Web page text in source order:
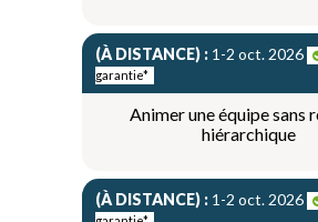
(À DISTANCE) : 1-2 oct. 2026
garantie*
Animer une équipe sans
hiérarchique
(À DISTANCE) : 1-2 oct. 2026